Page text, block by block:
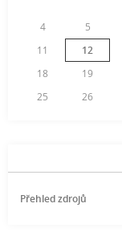
4
5
11
12
18
19
25
26
Přehled zdrojů